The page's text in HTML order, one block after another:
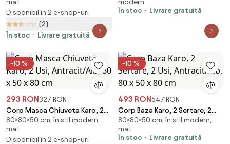
mat
Disponibil în 2 e-shop-uri
(2)
În stoc
Livrare gratuită
compozit
modern
În stoc
Livrare gratuită
-10 %
293 RON327 RON
Corp Masca Chiuveta Karo, 2
Usi, Antracit/Alb, 80 x 50 x 80
cm
80×80×50 cm, în stil modern,
mat
Disponibil în 2 e-shop-uri
-10 %
493 RON547 RON
Corp Baza Karo, 2 Sertare, 2
Usi, Antracit/Alb, 80 x 50 x 80
cm
80×80×50 cm, în stil modern,
mat
În stoc
Livrare gratuită